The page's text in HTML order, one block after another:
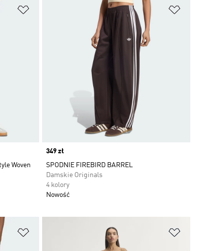
Dodaj do listy życzeń
Woven
Price
349 zł
SPODNIE FIREBIRD BARREL
Damskie Originals
4 kolory
Nowość